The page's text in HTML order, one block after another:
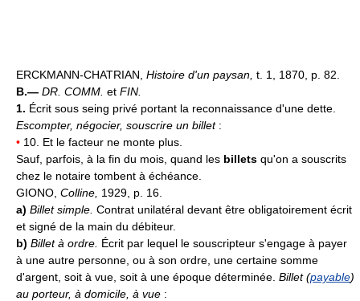
ERCKMANN-CHATRIAN, Histoire d'un paysan, t. 1, 1870, p. 82.
B.— DR. COMM. et FIN.
1. Écrit sous seing privé portant la reconnaissance d'une dette.
Escompter, négocier, souscrire un billet:
• 10. Et le facteur ne monte plus.
Sauf, parfois, à la fin du mois, quand les billets qu'on a souscrits
chez le notaire tombent à échéance.
GIONO, Colline, 1929, p. 16.
a) Billet simple. Contrat unilatéral devant être obligatoirement écrit
et signé de la main du débiteur.
b) Billet à ordre. Écrit par lequel le souscripteur s'engage à payer
à une autre personne, ou à son ordre, une certaine somme
d'argent, soit à vue, soit à une époque déterminée. Billet (payable)
au porteur, à domicile, à vue :